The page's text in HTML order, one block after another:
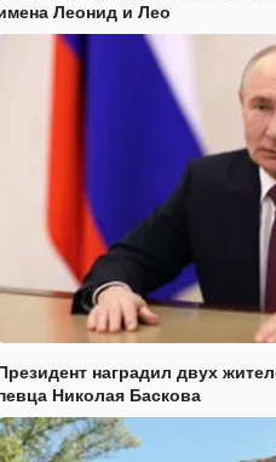
Леонид и Лео
наградил двух
Николая Баскова